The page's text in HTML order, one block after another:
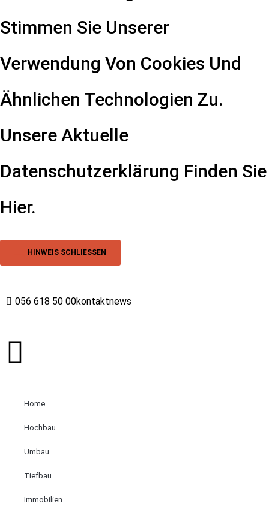
Stimmen Sie Unserer
Verwendung Von Cookies Und
Ähnlichen Technologien Zu.
Unsere Aktuelle
Datenschutzerklärung Finden Sie
Hier.
HINWEIS SCHLIESSEN
056 618 50 00kontaktnews
Home
Hochbau
Umbau
Tiefbau
Immobilien